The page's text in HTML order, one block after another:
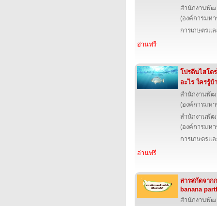
สำนักงานพัฒ
(องค์การมห
การเกษตรแ
อ่านฟรี
โปรตีนไฮโด
อะไร ใครรู้บ้
สำนักงานพัฒ
(องค์การมห
สำนักงานพัฒ
(องค์การมห
การเกษตรแ
อ่านฟรี
สารสกัดจาก
banana
สำนักงานพัฒ